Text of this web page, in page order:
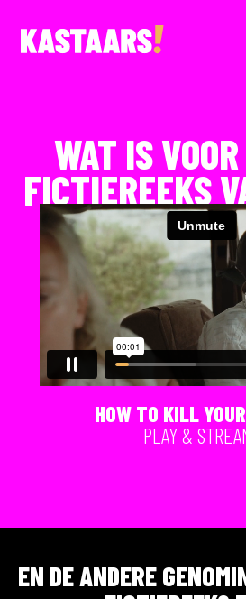
WAT IS
FICTIEREEKS
HOW TO KILL
PLAY &
EN DE ANDERE